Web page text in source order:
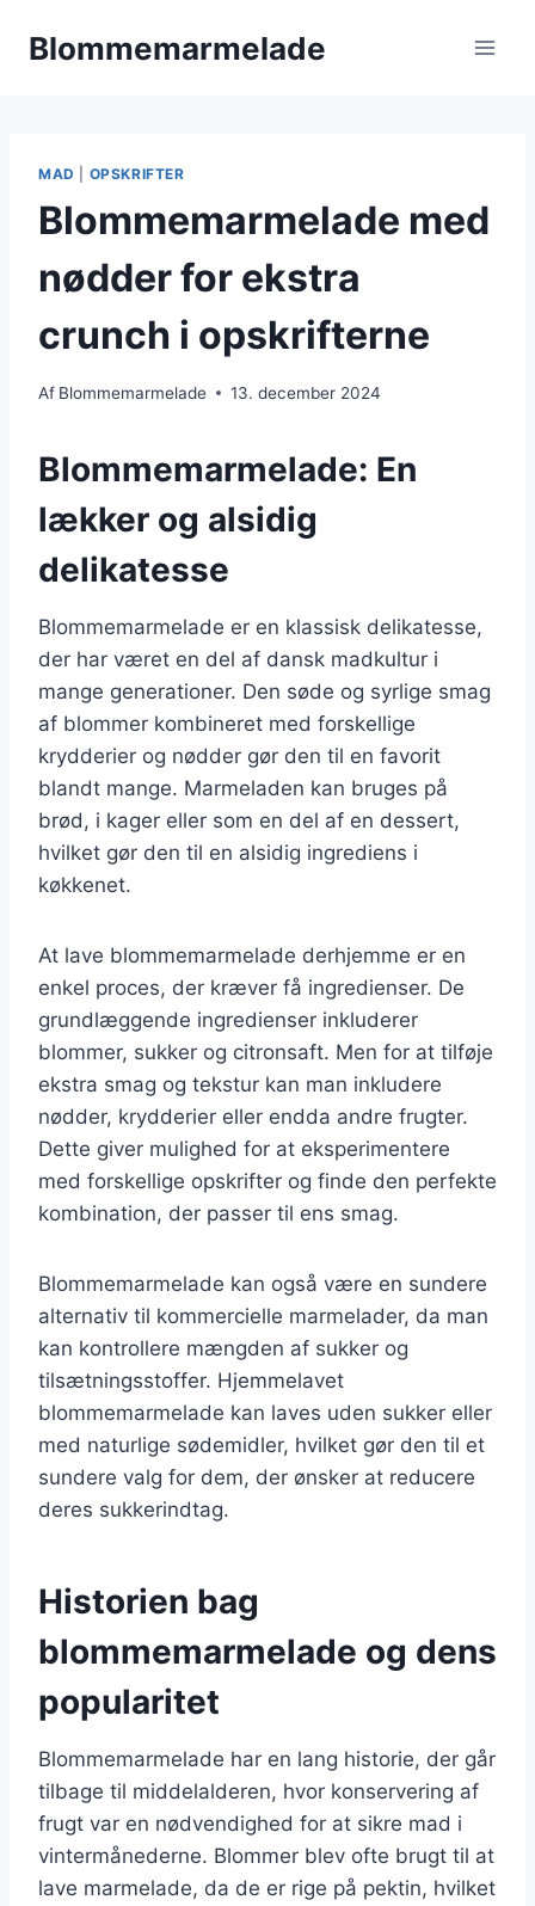
Blommemarmelade
MAD OPSKRIFTER
Blommemarmelade med
nødder for ekstra
crunch i opskrifterne
Af Blommemarmelade 13. december 2024
Blommemarmelade: En
lækker og alsidig
delikatesse
Blommemarmelade er en klassisk delikatesse,
der har været en del af dansk madkultur i
mange generationer. Den søde og syrlige smag
af blommer kombineret med forskellige
krydderier og nødder gør den til en favorit
blandt mange. Marmeladen kan bruges på
brød, i kager eller som en del af en dessert,
hvilket gør den til en alsidig ingrediens i
køkkenet.
At lave blommemarmelade derhjemme er en
enkel proces, der kræver få ingredienser. De
grundlæggende ingredienser inkluderer
blommer, sukker og citronsaft. Men for at tilføje
ekstra smag og tekstur kan man inkludere
nødder, krydderier eller endda andre frugter.
Dette giver mulighed for at eksperimentere
med forskellige opskrifter og finde den perfekte
kombination, der passer til ens smag.
Blommemarmelade kan også være en sundere
alternativ til kommercielle marmelader, da man
kan kontrollere mængden af sukker og
tilsætningsstoffer. Hjemmelavet
blommemarmelade kan laves uden sukker eller
med naturlige sødemidler, hvilket gør den til et
sundere valg for dem, der ønsker at reducere
deres sukkerindtag.
Historien bag
blommemarmelade og dens
popularitet
Blommemarmelade har en lang historie, der går
tilbage til middelalderen, hvor konservering af
frugt var en nødvendighed for at sikre mad i
vintermånederne. Blommer blev ofte brugt til at
lave marmelade, da de er rige på pektin, hvilket